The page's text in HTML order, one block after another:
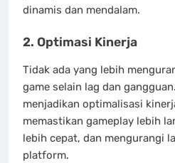
dinamis dan mendalam.
2. Optimasi Kinerja
Tidak ada yang lebih
game selain lag dan
menjadikan optimalisasi
memastikan gameplay lebih
lebih cepat, dan mengurangi
platform.